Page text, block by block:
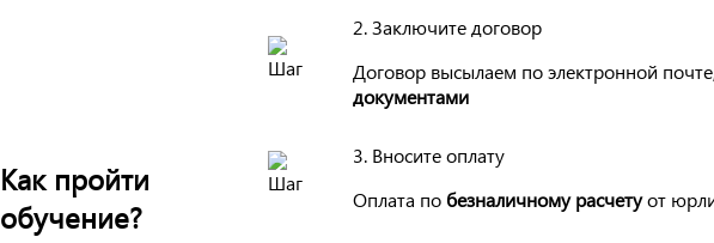
Как пройти
обучение?
2. Заключите договор
Договор высылаем по электронной
документами
3. Вносите оплату
Оплата по безналичному расчетуот